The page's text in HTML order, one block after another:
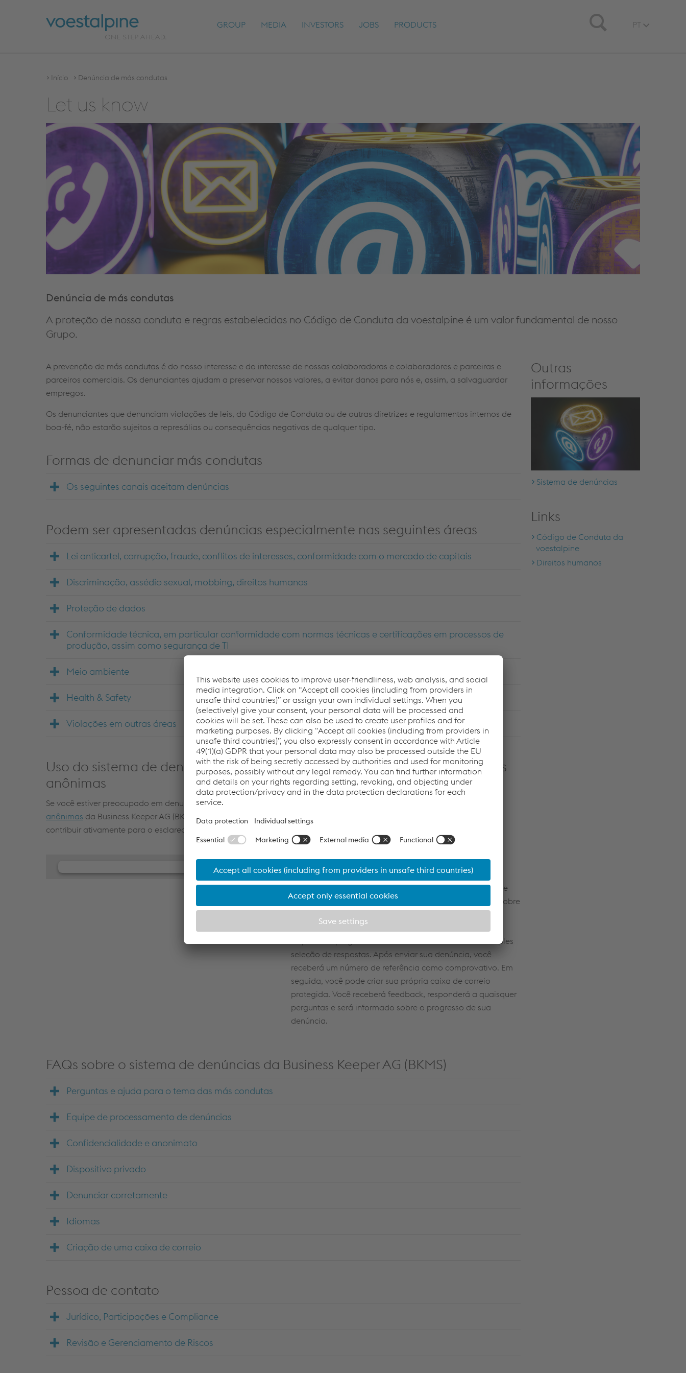
Search
GROUP MEDIA INVESTORS JOBS PRODUCTS PT
Início Denúncia de más condutas
Let us know
Denúncia de más condutas
A proteção de nossa conduta e regras estabelecidas no Código de Conduta da voestalpine é um valor fundamental de nosso
Grupo.
A prevenção de más condutas é do nosso interesse e do interesse de nossas colaboradoras e colaboradores e parceiras e
parceiros comerciais. Os denunciantes ajudam a preservar nossos valores, a evitar danos para nós e, assim, a salvaguardar
empregos.
Os denunciantes que denunciam violações de leis, do Código de Conduta ou de outras diretrizes e regulamentos internos de
boa-fé, não estarão sujeitos a represálias ou consequências negativas de qualquer tipo.
Formas de denunciar más condutas
Os seguintes canais aceitam denúncias
Podem ser apresentadas denúncias especialmente nas seguintes áreas
Lei anticartel, corrupção, fraude, conflitos de interesses, conformidade com o mercado de capitais
Discriminação, assédio sexual, mobbing, direitos humanos
Proteção de dados
Conformidade técnica, em particular conformidade com normas técnicas e certificações em processos de
produção, assim como segurança de TI
Meio ambiente
Health & Safety
Violações em outras áreas
Uso do sistema de denúncias da Business Keeper AG (BKMS) para denúncias
anônimas
Se você estiver preocupado em denunciar uma má conduta de forma pública, você pode usar o
anônimas da Business Keeper AG (BKMS). Ao criar uma caixa de correio anônima no final de sua denúncia, você pode
contribuir ativamente para o esclarecimento da má conduta.
We need your consent to load the JW
We use JW Player to embed content that may collect
accept the service to see this content.
Ao fazer denúncias nosistema de denúncias, você será
solicitado a ler um texto informativo para proteger seu
anonimato e, em seguida, acessa diretamente o portal de
denúncias. Na página seguinte, você será questionado sobre
o foco de sua denúncia. Na página de denúncias, você
formula sua denúncia com suas próprias palavras e
responde a perguntas sobre o caso através de uma simples
seleção de respostas. Após enviar sua denúncia, você
receberá um número de referência como comprovativo. Em
seguida, você pode criar sua própria caixa de correio
protegida. Você receberá feedback, responderá a quaisquer
perguntas e será informado sobre o progresso de sua
denúncia.
FAQs sobre o sistema de denúncias da Business Keeper AG (BKMS)
Perguntas e ajuda para o tema das más condutas
Equipe de processamento de denúncias
Confidencialidade e anonimato
Dispositivo privado
Denunciar corretamente
Idiomas
Criação de uma caixa de correio
Pessoa de contato
Jurídico, Participações e Compliance
Revisão e Gerenciamento de Riscos
Outras
informações
Sistema de denúncias
Links
Código de Conduta da
voestalpine
Direitos humanos